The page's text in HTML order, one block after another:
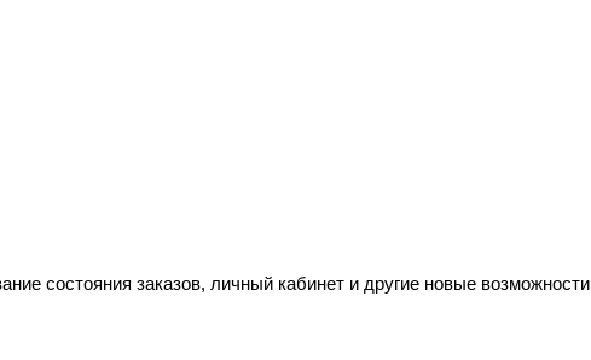
состояния заказов, личный кабинет и другие новые возможности